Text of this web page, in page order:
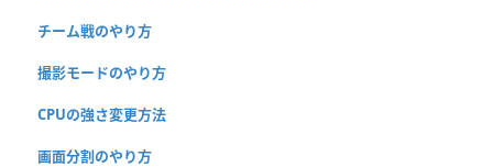
チーム戦のやり方
撮影モードのやり方
CPUの強さ変更方法
画面分割のやり方